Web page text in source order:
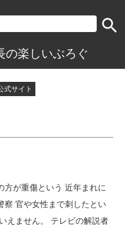
search
楽しいぶろぐ
式サイト
方が重傷という 近年まれに
察 官や女性まで刺したとい
えません。 テレビの解説者